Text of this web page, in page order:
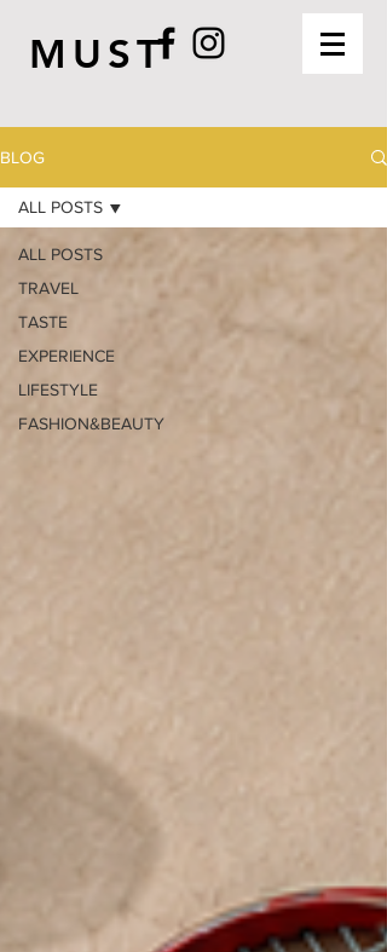
MUST
BLOG
ALL POSTS
TRAVEL
TASTE
EXPERIENCE
LIFESTYLE
FASHION&BEAUTY
ALL POSTS